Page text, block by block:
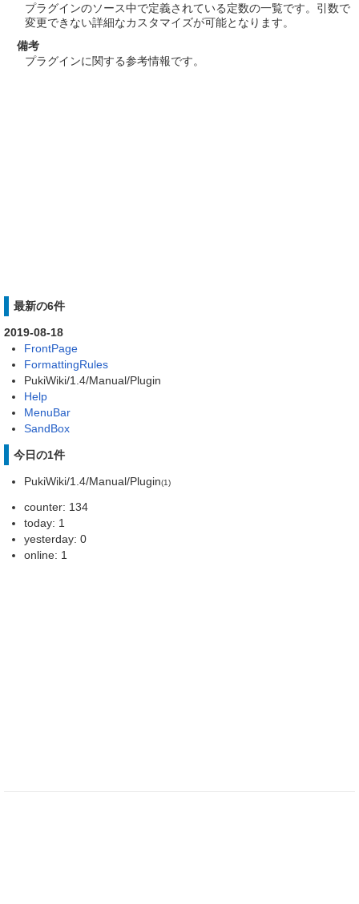
プラグインのソース中で定義されている定数の一覧です。引数で
変更できない詳細なカスタマイズが可能となります。
備考
プラグインに関する参考情報です。
最新の6件
2019-08-18
FrontPage
FormattingRules
PukiWiki/1.4/Manual/Plugin
Help
MenuBar
SandBox
今日の1件
PukiWiki/1.4/Manual/Plugin(1)
counter: 134
today: 1
yesterday: 0
online: 1